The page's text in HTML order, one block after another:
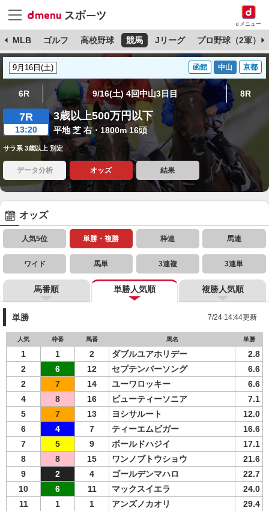
dメニュー
MLB ゴルフ 高校野球 競馬 Jリーグ プロ野球（2軍）
函館 中山 京都
6R 9/16(土) 4回中山3日目 8R
7R
13:20
3歳以上500万円以下
平地 芝 右・1800m 16頭
サラ系 3歳以上 別定
データ分析 オッズ 結果
オッズ
人気5位 単勝・複勝 枠連 馬連
ワイド 馬単 3連複 3連単
馬番順 単勝人気順 複勝人気順
単勝 7/24 14:44更新
人気 枠番 馬番 馬名 単勝
1 1 2 ダブルユアホリデー
2.8
2
6 12 セプテンバーソング
6.6
2
7 14 ユーワロッキー
6.6
4
8 16 ビューティーソニア
7.1
5
7 13 ヨシサルート
12.0
6
4 7 ティーエムビガー
16.6
7
5 9 ボールドハジイ
17.1
8
8 15 ワンノブトウショウ
21.6
9
2 4 ゴールデンマハロ
22.7
10
6 11 マックスイエラ
24.0
11
1 1 アンズノカオリ
29.4